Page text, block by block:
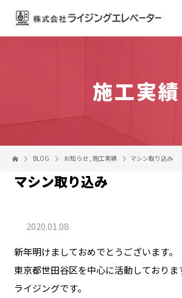
施工実績
BLOG お知らせ, 施工実績 マシン取り込み
マシン取り込み
2020.01.08
新年明けましておめでとうございます。
東京都世田谷区を中心に活動しておりま
ライジングです。